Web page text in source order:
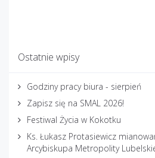
Ostatnie wpisy
Godziny pracy biura - sierpień
Zapisz się na SMAL 2026!
Festiwal Życia w Kokotku
Ks. Łukasz Protasiewicz
Arcybiskupa Metropolity